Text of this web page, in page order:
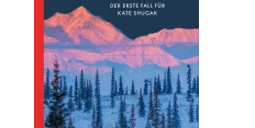
Kampa Bunt
AUTOR*INNEN